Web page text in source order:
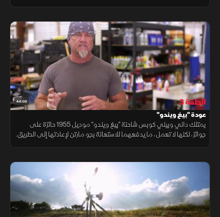
44:03 الحلقة 3
عودة "بيغ ويندو"
يمتلك داني وبيني كوبس شاحنة "بيغ ويندو" موديل 1955 حائزة على
جوائز، لكنها لا تعمل، ما يدفعهما للاستعانة بجو مارتن لإعادتها إلى الطريق.